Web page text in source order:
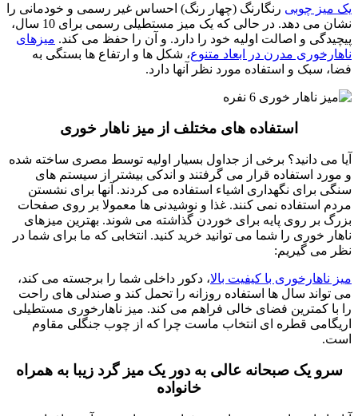
یک میز چوبی رنگارنگ (چهار رنگ) احساس غیر رسمی و خودمانی را
نشان می دهد. در حالی که یک میز مستطیلی رسمی برای 10 سال،
پیچیدگی و اصالت اولیه خود را دارد. و آن را حفظ می کند. میزهای
ناهارخوری مدرن در ابعاد متنوع، شکل ها و ارتفاع ها بستگی به
فضا، سبک و استفاده مورد نظر آنها دارد.
استفاده های مختلف از میز ناهار خوری
آیا می دانید؟ برخی از جداول بسیار اولیه توسط مصری ساخته شده
و مورد استفاده قرار می گرفتند و اندکی بیشتر از سیستم های
سنگی برای نگهداری اشیاء استفاده می کردند. آنها برای نشستن
مردم استفاده نمی کنند. غذا و نوشیدنی ها معمولا بر روی صفحات
بزرگ بر روی پایه برای خوردن گذاشته می شوند. بهترین میزهای
ناهار خوری را شما می توانید خرید کنید. انتخابی که ما برای شما در
نظر می گیریم:
میز ناهارخوری با کیفیت بالا، دکور داخلی شما را برجسته می کند،
می تواند سال ها استفاده روزانه را تحمل کند و صندلی های راحت
را با کمترین فضای خالی فراهم می کند. میز ناهارخوری مستطیلی
اریگامی قطره ای انتخاب ماست چرا که از چوب جنگلی مقاوم
است.
سرو یک صبحانه عالی به دور یک میز گرد زیبا به همراه
خانواده